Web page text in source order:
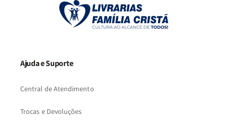
Ajuda e Suporte
Central de Atendimento
Trocas e Devoluções